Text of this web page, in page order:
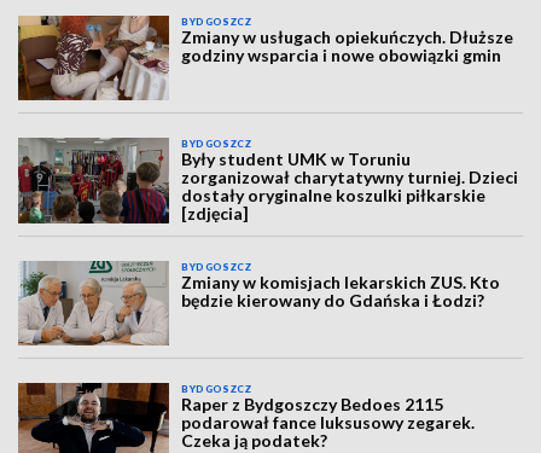
BYDGOSZCZ
Zmiany w usługach opiekuńczych. Dłuższe
godziny wsparcia i nowe obowiązki gmin
BYDGOSZCZ
Były student UMK w Toruniu
zorganizował charytatywny turniej. Dzieci
dostały oryginalne koszulki piłkarskie
[zdjęcia]
BYDGOSZCZ
Zmiany w komisjach lekarskich ZUS. Kto
będzie kierowany do Gdańska i Łodzi?
BYDGOSZCZ
Raper z Bydgoszczy Bedoes 2115
podarował fance luksusowy zegarek.
Czeka ją podatek?